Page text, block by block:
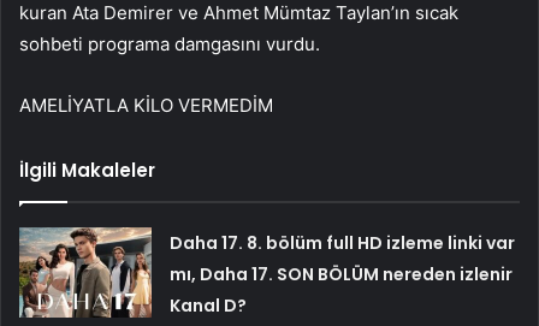
kuran Ata Demirer ve Ahmet Mümtaz Taylan’ın sıcak
sohbeti programa damgasını vurdu.
AMELİYATLA KİLO VERMEDİM
İlgili Makaleler
Daha 17. 8. bölüm full HD izleme linki var
mı, Daha 17. SON BÖLÜM nereden izlenir
Kanal D?